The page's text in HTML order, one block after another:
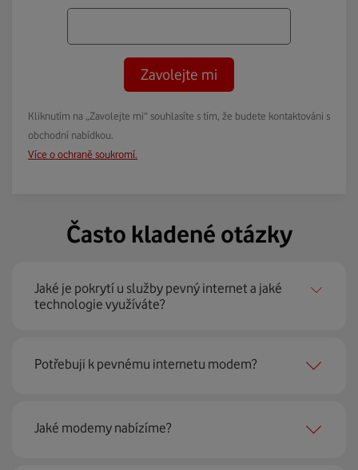
Zavolejte mi
Kliknutím na „Zavolejte mi“ souhlasíte s tím, že budete kontaktováni s
obchodní nabídkou.
Více o ochraně soukromí.
Často kladené otázky
Jaké je pokrytí u služby pevný internet a jaké
technologie využíváte?
Pevný internet můžeme nabídnout
domácností
Potřebuji k pevnému internetu modem?
Ano, potřebujete. Rádi vám ho poskytneme na splátky. U
modemu od Vodafonu navíc garantujeme plnou
Jaké modemy nabízíme?